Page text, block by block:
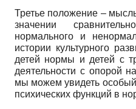
Третье положение –
значении
нормального и
истории культурного
детей нормы и детей с
деятельности с опорой
мы можем увидеть
психических функций в